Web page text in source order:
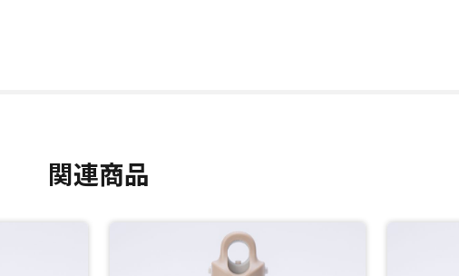
関連商品